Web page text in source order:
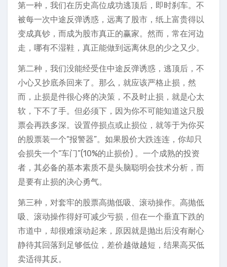
第一种，我们在历史高位成功逃顶后，即时刹车。不
被每一次中途反弹诱惑，远离了股市，纸上富贵得以
变成真钞，而成为股市真正的赢家。然而，常在河边
走，哪有不湿鞋，真正能做到远离休息的少之又少。
第二种，我们没能经受住中途反弹诱惑，逃顶后，不
小心又抄底杀回来了。那么，就应该严格止损，然
而，止损是件很心疼的决策，不及时止损，就是心太
软，下不了手。但必须下，因为你不可能知道这只股
票会再跌多深。设置停损点或止损位，就等于为你买
的股票装一个“报警器”。如果股价大跌连连，你却只
会损失一个“车门”(10%的止损价) 。一个成熟的投资
者，其必备的基本素质不是头脑聪明会技术分析，而
是要有止损的决心勇气。
第三种，对套牢的股票高抛低吸、滚动操作。高抛低
吸、滚动操作得好可减少亏损，但在一个垂直下跌的
市道中，却很难滚动起来，原因就是抛出后没有耐心
静待其回落到足够低位，差价越做越短，结果高买低
卖适得其反。